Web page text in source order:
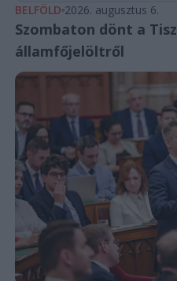
BELFÖLD 2026. augusztus 6.
Szombaton dönt a
államfőjelöltről